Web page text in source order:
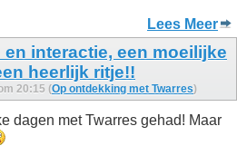
Lees Meer
interactie, een moeilijke
heerlijk ritje!!
20:15 (Op ontdekking met Twarres)
dagen met Twarres gehad! Maar